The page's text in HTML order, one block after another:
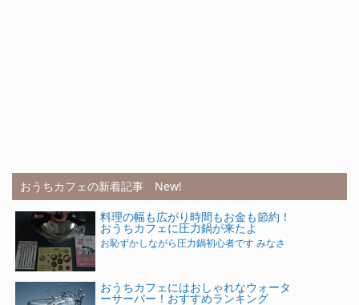
おうちカフェの新着記事 New!
料理の幅も広がり時間もお金も節約！
おうちカフェに圧力鍋が来たよ
お恥ずかしながら圧力鍋初心者です みなさ
おうちカフェにはおしゃれなウォータ
ーサーバー！おすすめランキング